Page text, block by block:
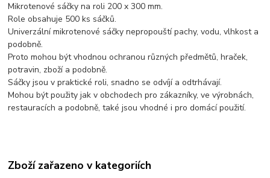
Mikrotenové sáčky na roli 200 x 300 mm.
Role obsahuje 500 ks sáčků.
Univerzální mikrotenové sáčky nepropouští pachy, vodu, vlhkost a
podobně.
Proto mohou být vhodnou ochranou různých předmětů, hraček,
potravin, zboží a podobně.
Sáčky jsou v praktické roli, snadno se odvíjí a odtrhávají.
Mohou být použity jak v obchodech pro zákazníky, ve výrobnách,
restauracích a podobně, také jsou vhodné i pro domácí použití.
Zboží zařazeno v kategoriích